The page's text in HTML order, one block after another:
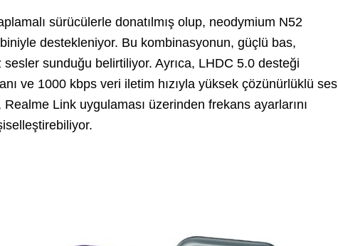
sürücülerle donatılmış olup, neodymium N52
destekleniyor. Bu kombinasyonun, güçlü bas,
sunduğu belirtiliyor. Ayrıca, LHDC 5.0 desteği
ve 1000 kbps veri iletim hızıyla yüksek çözünürlüklü ses
Realme Link uygulaması üzerinden frekans ayarlarını